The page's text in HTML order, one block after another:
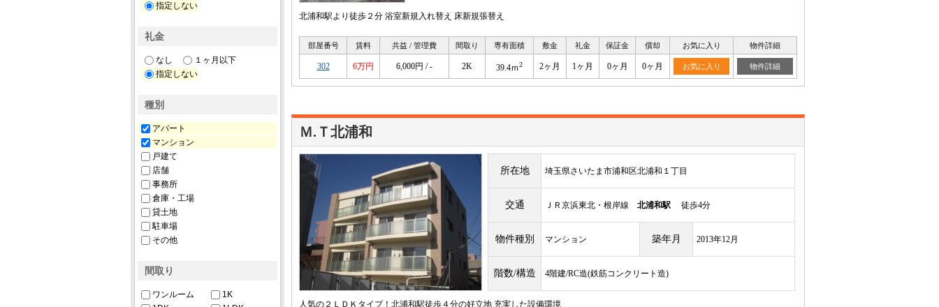
北浦和駅より徒歩２分 浴室新規入れ替え 床新規張替え
部屋番号 賃料 共益 / 管理費 間取り 専有面積 敷金 礼金 保証金 償却 お気に入り 物件詳細
302 6万円 6,000円 / - 2K 39.4ｍ2 2ヶ月 1ヶ月 0ヶ月 0ヶ月 お気に入り 物件詳細
Ｍ.Ｔ北浦和
所在地 埼玉県さいたま市浦和区北浦和１丁目
交通 ＪＲ京浜東北・根岸線 北浦和駅 徒歩4分
物件種別 マンション 築年月 2013年12月
階数/構造 4階建/RC造(鉄筋コンクリート造)
人気の２ＬＤＫタイプ！北浦和駅徒歩４分の好立地 充実した設備環境
指定しない
礼金
なし
１ヶ月以下
指定しない
種別
アパート
マンション
戸建て
店舗
事務所
倉庫・工場
貸土地
駐車場
その他
間取り
ワンルーム
1K